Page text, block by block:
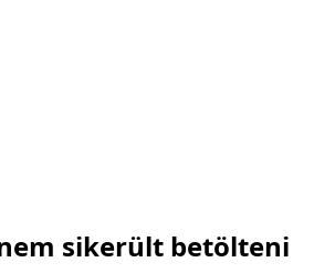
sikerült betölteni